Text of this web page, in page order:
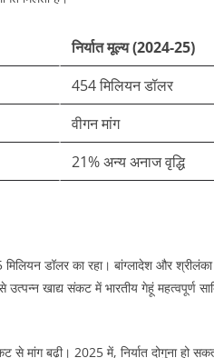
निर्यात मूल्य (2024-25)
454 मिलियन डॉलर ​
वीगन मांग ​
21% अन्य अनाज वृद्धि ​
मिलियन डॉलर का रहा। बांग्लादेश और
खाद्य संकट में भारतीय गेहूं महत्वपूर्ण
मांग बढ़ी। 2025 में, निर्यात दोगुना हो